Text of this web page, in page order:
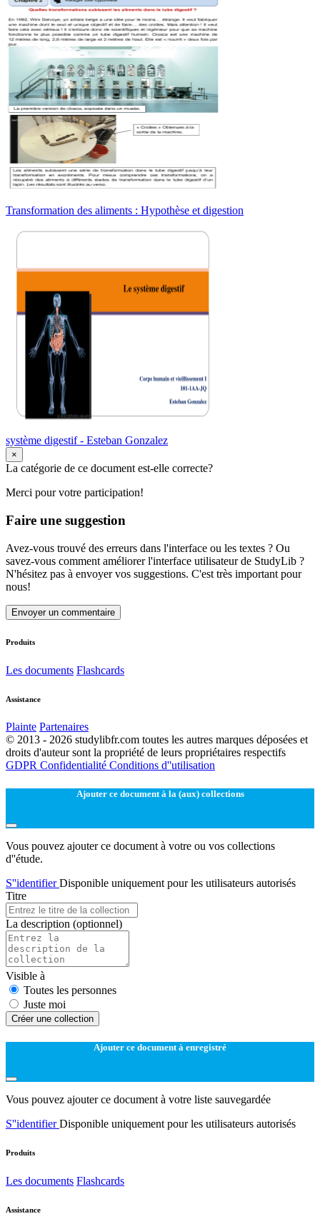
Transformation des aliments : Hypothèse et digestion
système digestif - Esteban Gonzalez
×
La catégorie de ce document est-elle correcte?
Merci pour votre participation!
Faire une suggestion
Avez-vous trouvé des erreurs dans l'interface ou les textes ? Ou
savez-vous comment améliorer l'interface utilisateur de StudyLib ?
N'hésitez pas à envoyer vos suggestions. C'est très important pour
nous!
Envoyer un commentaire
Produits
Les documents Flashcards
Assistance
Plainte Partenaires
© 2013 - 2026 studylibfr.com toutes les autres marques déposées et
droits d'auteur sont la propriété de leurs propriétaires respectifs
GDPR Confidentialité Conditions d''utilisation
Ajouter ce document à la (aux) collections
Vous pouvez ajouter ce document à votre ou vos collections
d''étude.
S''identifierDisponible uniquement pour les utilisateurs autorisés
Titre
La description (optionnel)
Visible à
Toutes les personnes
Juste moi
Créer une collection
Ajouter ce document à enregistré
Vous pouvez ajouter ce document à votre liste sauvegardée
S''identifierDisponible uniquement pour les utilisateurs autorisés
Produits
Les documents Flashcards
Assistance